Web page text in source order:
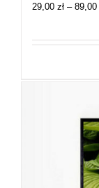
29,00 zł – 89,00